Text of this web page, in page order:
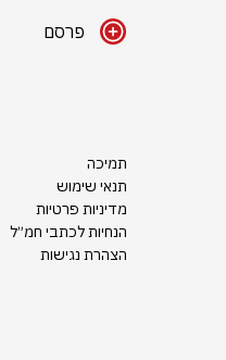
פרסם
תמיכה
תנאי שימוש
מדיניות פרטיות
הנחיות לכתבי חמ״ל
הצהרת נגישות